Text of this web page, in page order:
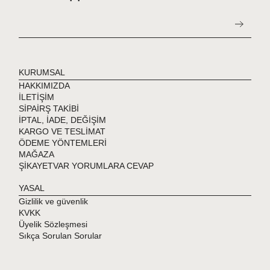
Dilerseniz kapıda ödeme seçeneğini kullanabilirsiniz.
Avrupa'nın her yerinden sipariş verebilirsiniz.
Yurt dışına kapıda ödeme yoktur.
KURUMSAL
HAKKIMIZDA
İLETİŞİM
SİPAİRŞ TAKİBİ
İPTAL, İADE, DEĞİŞİM
KARGO VE TESLİMAT
ÖDEME YÖNTEMLERİ
MAĞAZA
ŞİKAYETVAR YORUMLARA CEVAP
YASAL
Gizlilik ve güvenlik
KVKK
Üyelik Sözleşmesi
Sıkça Sorulan Sorular